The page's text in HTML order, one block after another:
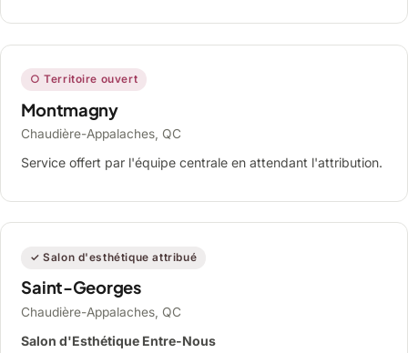
○ Territoire ouvert
Montmagny
Chaudière-Appalaches, QC
Service offert par l'équipe centrale en attendant l'attribution.
✓ Salon d'esthétique attribué
Saint-Georges
Chaudière-Appalaches, QC
Salon d'Esthétique Entre-Nous